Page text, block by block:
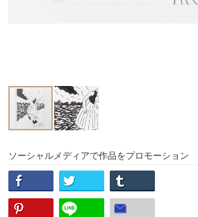
ソーシャルメディアで作品をプロモーション